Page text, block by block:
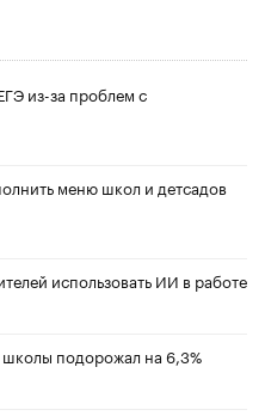
из-за проблем с
меню школ и детсадов
использовать ИИ в работе
подорожал на 6,3%